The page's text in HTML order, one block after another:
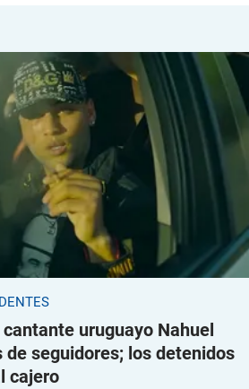
uruguayo Nahuel
de seguidores; los detenidos
cajero